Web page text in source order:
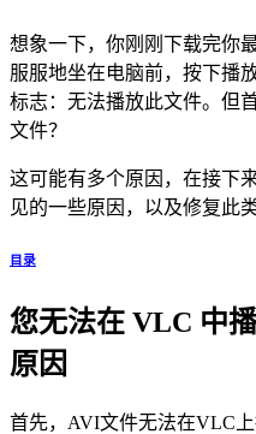
想象一下，你刚刚下载完你
服服地坐在电脑前，按下播
标志：无法播放此文件。但
文件？
这可能有多个原因，在接下
见的一些原因，以及修复此
目录
您无法在 VLC 中
原因
首先，AVI文件无法在VLC